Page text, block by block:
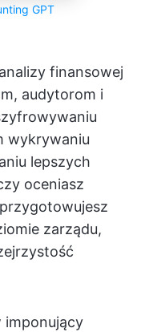
GPT
finansowej
audytorom i
wykrywaniu
lepszych
oceniasz
zarządu,
imponujący